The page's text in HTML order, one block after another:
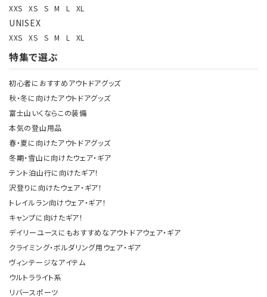
XXS XS S M L XL
UNISEX
XXS XS S M L XL
特集で選ぶ
初心者におすすめアウトドアグッズ
秋・冬に向けたアウトドアグッズ
富士山いくならこの装備
本気の登山用品
春・夏に向けたアウトドアグッズ
冬期・雪山に向けたウェア・ギア
テント泊山行に向けたギア！
沢登りに向けたウェア・ギア！
トレイルラン向けウェア・ギア！
キャンプに向けたギア！
デイリーユースにもおすすめなアウトドアウェア・ギア
クライミング・ボルダリング用ウェア・ギア
ヴィンテージなアイテム
ウルトラライト系
リバースポーツ